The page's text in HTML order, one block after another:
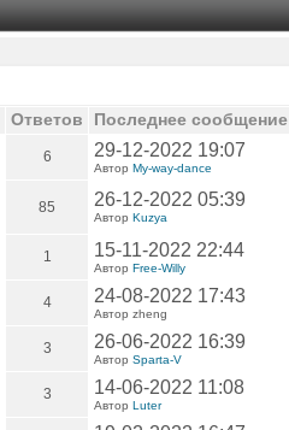
Ответов Последнее сообщение
6 29-12-2022 19:07
Автор My-way-dance
85 26-12-2022 05:39
Автор Kuzya
1 15-11-2022 22:44
Автор Free-Willy
4 24-08-2022 17:43
Автор zheng
3 26-06-2022 16:39
Автор Sparta-V
3 14-06-2022 11:08
Автор Luter